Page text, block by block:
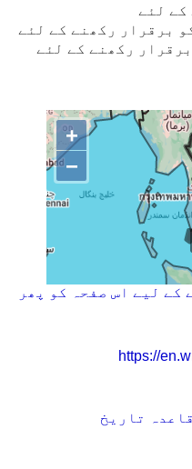
کے لئے
برقرار رکھنے کے لئے
رکھنے کے لئے
+
−
کے لیے اس صفحہ کو پھر
https://
قاعدہ تاریخ